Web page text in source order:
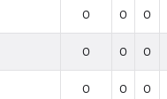
0 0 0
0 0 0
0 0 0